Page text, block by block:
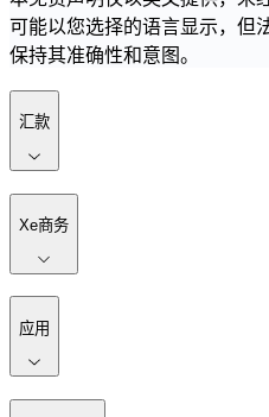
可能以您选择的语言显示，但
保持其准确性和意图。
汇款
Xe商务
应用